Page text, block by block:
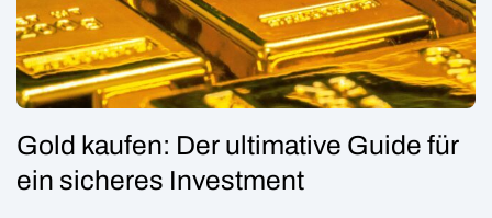
Gold kaufen: Der ultimative Guide für
ein sicheres Investment